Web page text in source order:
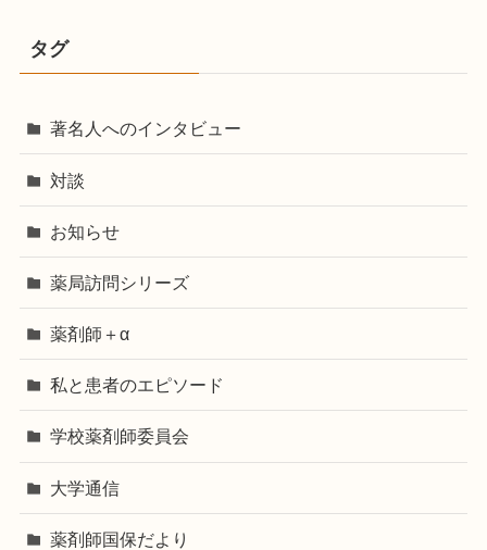
タグ
著名人へのインタビュー
対談
お知らせ
薬局訪問シリーズ
薬剤師＋α
私と患者のエピソード
学校薬剤師委員会
大学通信
薬剤師国保だより